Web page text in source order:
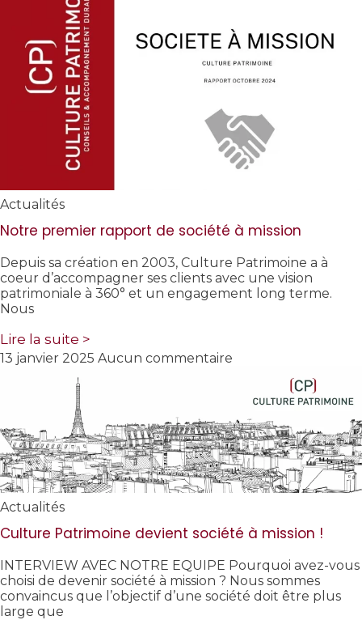
Actualités
Notre premier rapport de société à mission
Depuis sa création en 2003, Culture Patrimoine a à
coeur d’accompagner ses clients avec une vision
patrimoniale à 360° et un engagement long terme.
Nous
Lire la suite >
13 janvier 2025 Aucun commentaire
Actualités
Culture Patrimoine devient société à mission !
INTERVIEW AVEC NOTRE EQUIPE Pourquoi avez-vous
choisi de devenir société à mission ? Nous sommes
convaincus que l’objectif d’une société doit être plus
large que